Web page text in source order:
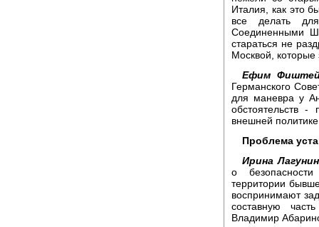
Италия, как это
все делать
Соединенными
стараться не
Москвой,
Ефим
Германского
для маневра у
обстоятельств
внешней
Проблема
Ирина
о
территории
воспринимают
составную
Владимир